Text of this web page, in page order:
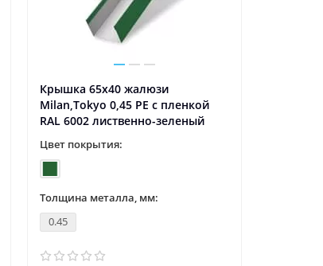
Крышка 65х40 жалюзи
Milan,Tokyo 0,45 PE с пленкой
RAL 6002 лиственно-зеленый
Цвет покрытия:
Толщина металла, мм:
0.45